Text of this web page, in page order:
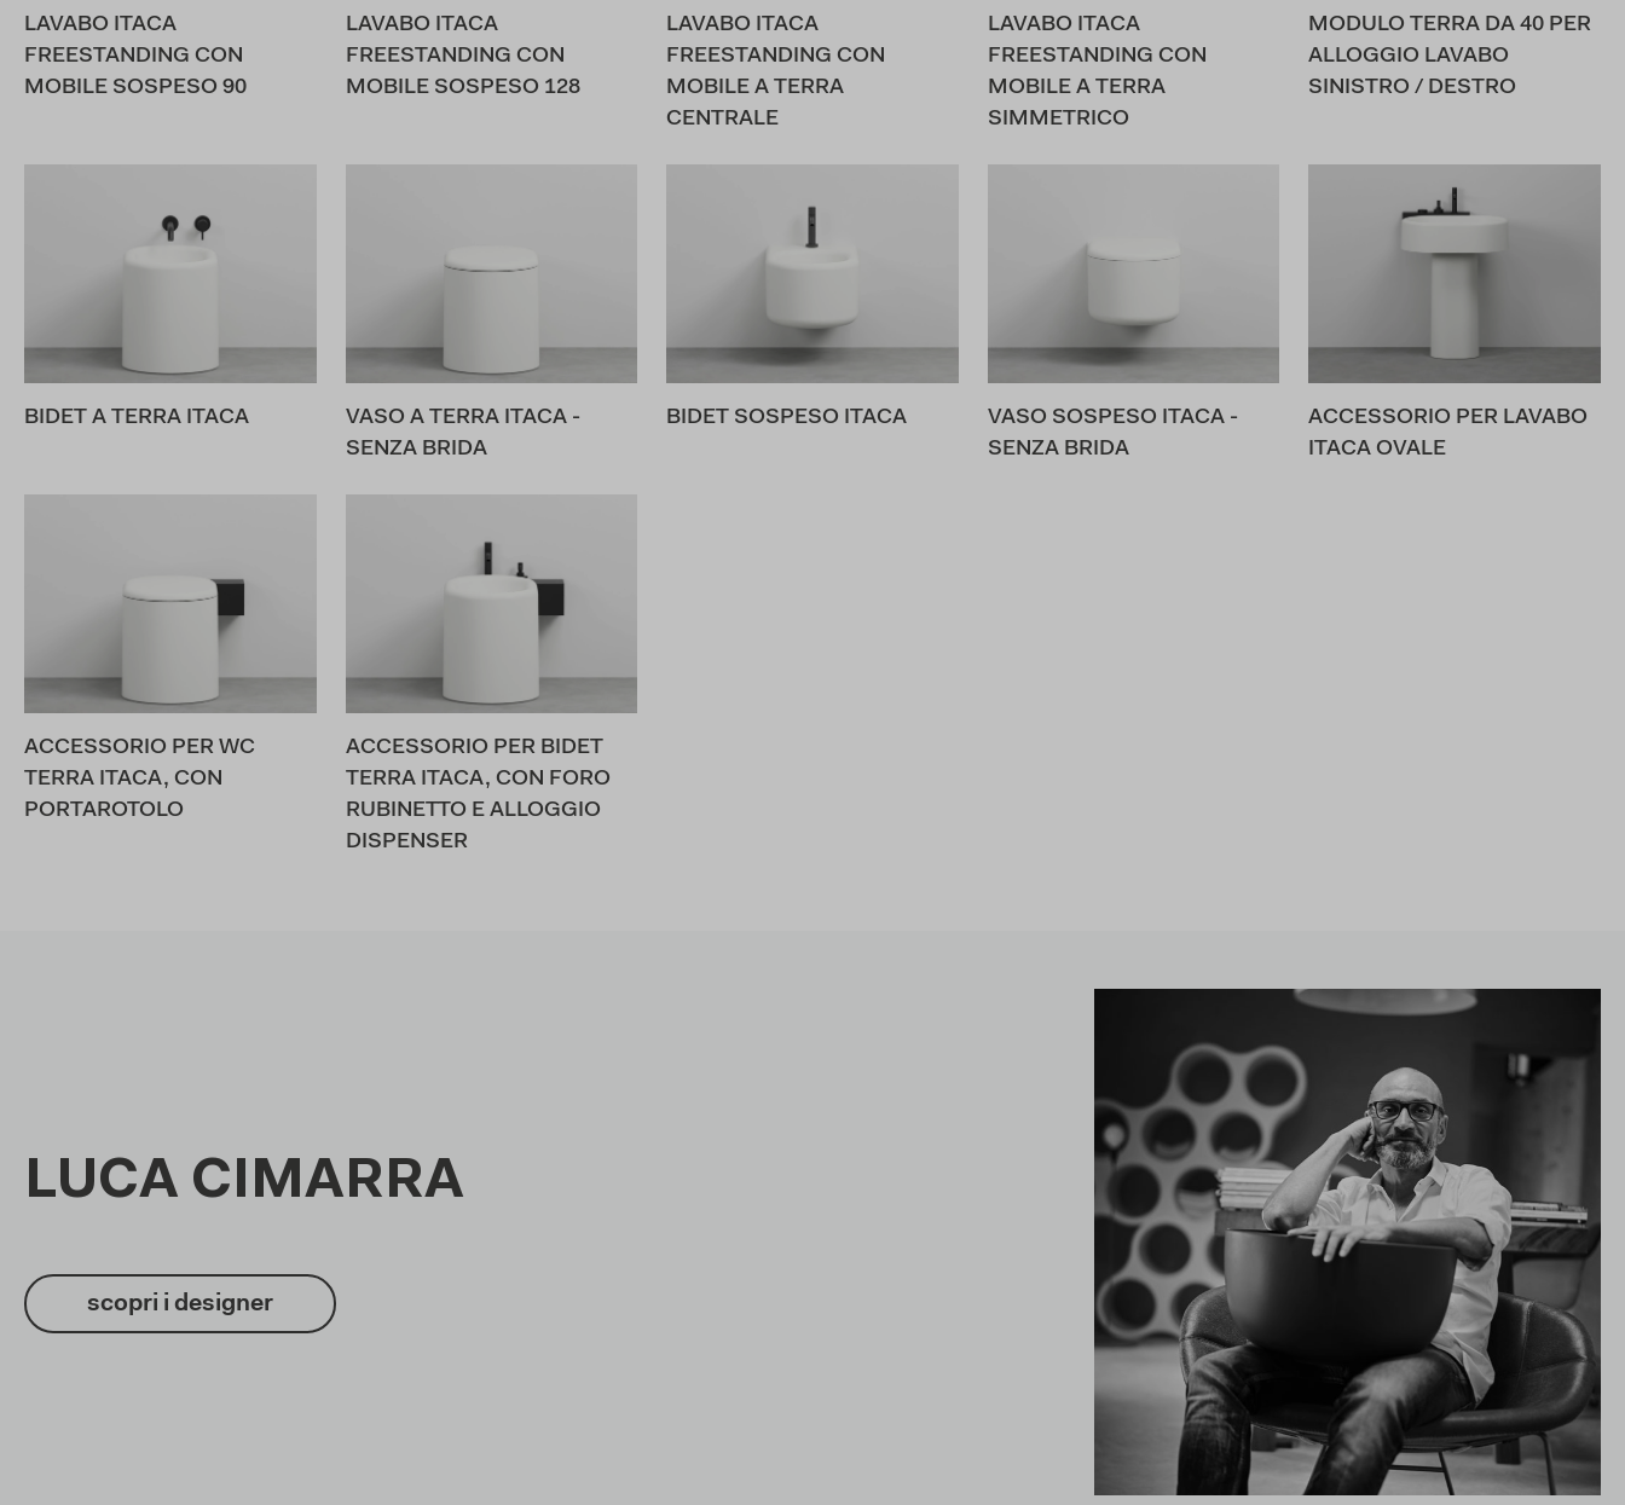
LAVABO ITACA
FREESTANDING CON
MOBILE SOSPESO 90
LAVABO ITACA
FREESTANDING CON
MOBILE SOSPESO 128
LAVABO ITACA
FREESTANDING CON
MOBILE A TERRA
CENTRALE
LAVABO ITACA
FREESTANDING CON
MOBILE A TERRA
SIMMETRICO
MODULO TERRA DA 40 PER
ALLOGGIO LAVABO
SINISTRO / DESTRO
BIDET A TERRA ITACA
VASO A TERRA ITACA -
SENZA BRIDA
BIDET SOSPESO ITACA
VASO SOSPESO ITACA -
SENZA BRIDA
ACCESSORIO PER LAVABO
ITACA OVALE
ACCESSORIO PER WC
TERRA ITACA, CON
PORTAROTOLO
ACCESSORIO PER BIDET
TERRA ITACA, CON FORO
RUBINETTO E ALLOGGIO
DISPENSER
LUCA CIMARRA
scopri i designer